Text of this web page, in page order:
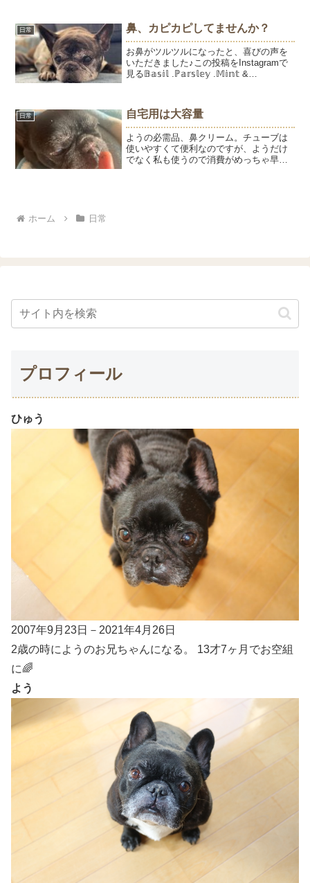
改善されず💦今朝は久しぶりに鼻クリー
ムでケア。ひと塗りで、ポ...
日常 鼻、カピカピしてませんか？
お鼻がツルツルになったと、喜びの声を
いただきました♪この投稿をInstagramで
見る𝔹𝕒𝕤𝕚𝕝 .ℙ𝕒𝕣𝕤𝕝𝕖𝕪 .𝕄𝕚𝕟𝕥 &
リちゃん。たった...
日常 自宅用は大容量
ようの必需品、鼻クリーム。チューブは
使いやすくて便利なのですが、ようだけ
でなく私も使うので消費がめっちゃ早い
ホーム
日常
プロフィール
ひゅう
2007年9月23日－2021年4月26日
2歳の時にようのお兄ちゃんになる。 13才7ヶ月でお空組
に🌈
よう